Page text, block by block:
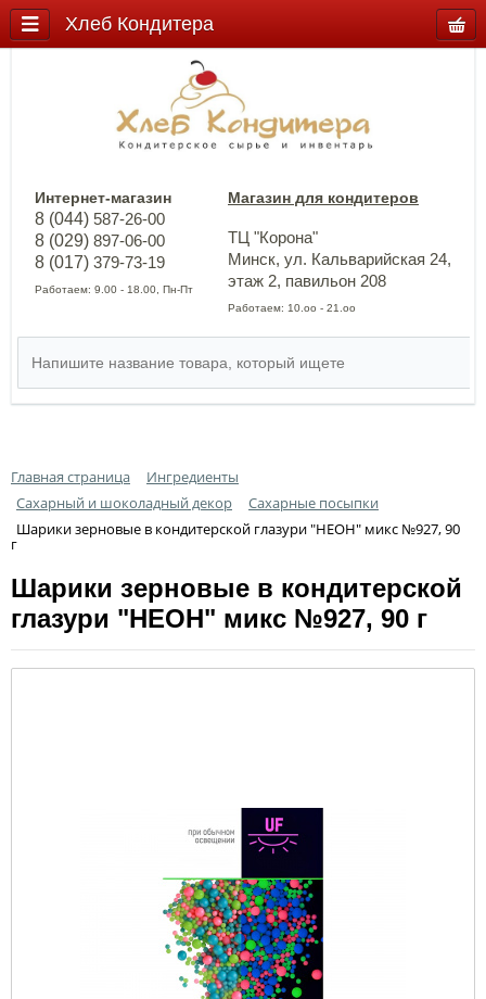
Интернет-магазин
8 (044) 587-26-00
8 (029) 897-06-00
8 (017) 379-73-19
Работаем: 9.00 - 18.00, Пн-Пт
Магазин для кондитеров
ТЦ "Корона"
Минск, ул. Кальварийская 24,
этаж 2, павильон 208
Работаем: 10.оо - 21.оо
Главная страница
Ингредиенты
Сахарный и шоколадный декор
Сахарные посыпки
Шарики зерновые в кондитерской глазури "НЕОН" микс №927, 90
г
Шарики зерновые в кондитерской
глазури "НЕОН" микс №927, 90 г
Хлеб Кондитера